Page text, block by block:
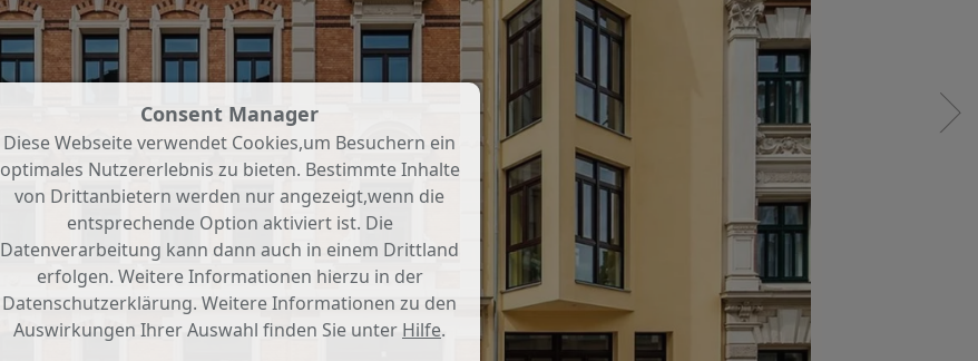
Consent Manager
Diese Webseite verwendet Cookies,um Besuchern ein
optimales Nutzererlebnis zu bieten. Bestimmte Inhalte
von Drittanbietern werden nur angezeigt,wenn die
entsprechende Option aktiviert ist. Die
Datenverarbeitung kann dann auch in einem Drittland
erfolgen. Weitere Informationen hierzu in der
Datenschutzerklärung. Weitere Informationen zu den
Auswirkungen Ihrer Auswahl finden Sie unter Hilfe.
Consent Manager
HILFE
Um fortfahren zu können,müssen Sie eine
Auswahl treffen. Nachfolgend erhalten Sie
Erläuterung der verschiedenen Optionen und
Bedeutung.
Alles zulassen: